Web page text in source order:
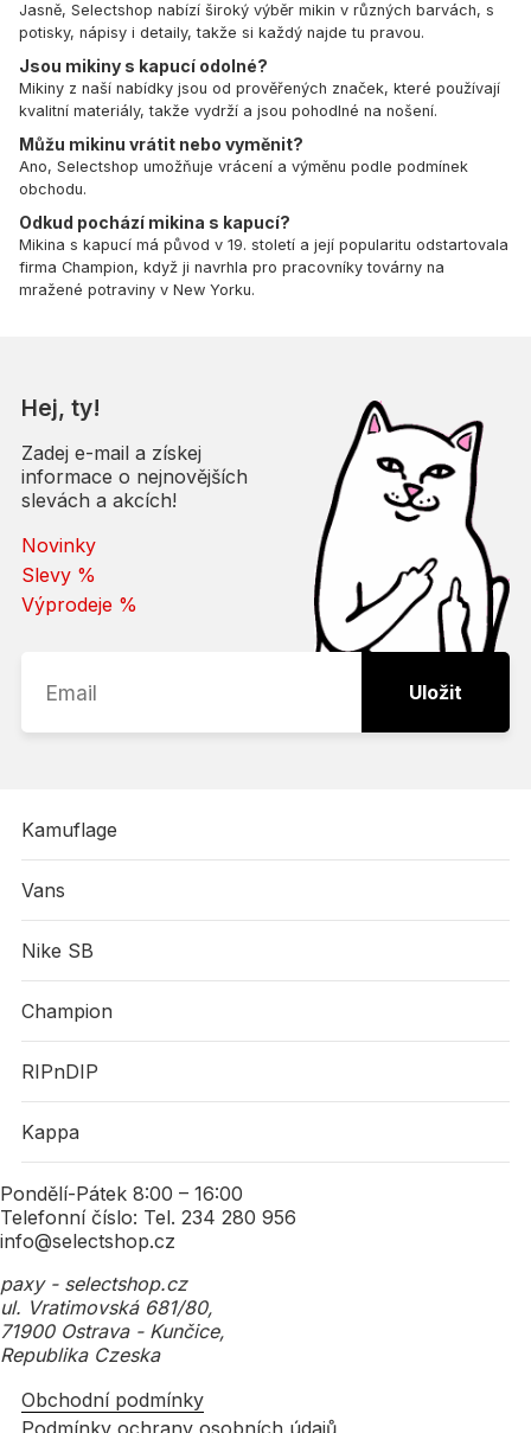
Jasně, Selectshop nabízí široký výběr mikin v různých barvách, s
potisky, nápisy i detaily, takže si každý najde tu pravou.
Jsou mikiny s kapucí odolné?
Mikiny z naší nabídky jsou od prověřených značek, které používají
kvalitní materiály, takže vydrží a jsou pohodlné na nošení.
Můžu mikinu vrátit nebo vyměnit?
Ano, Selectshop umožňuje vrácení a výměnu podle podmínek
obchodu.
Odkud pochází mikina s kapucí?
Mikina s kapucí má původ v 19. století a její popularitu odstartovala
firma Champion, když ji navrhla pro pracovníky továrny na
mražené potraviny v New Yorku.
Hej, ty!
Zadej e-mail a získej
informace o nejnovějších
slevách a akcích!
Novinky
Slevy %
Výprodeje %
Uložit
Kamuflage
Vans
Nike SB
Champion
RIPnDIP
Kappa
Pondělí-Pátek 8:00 – 16:00
Telefonní číslo: Tel. 234 280 956
info@selectshop.cz
paxy - selectshop.cz
ul. Vratimovská 681/80,
71900 Ostrava - Kunčice,
Republika Czeska
Obchodní podmínky